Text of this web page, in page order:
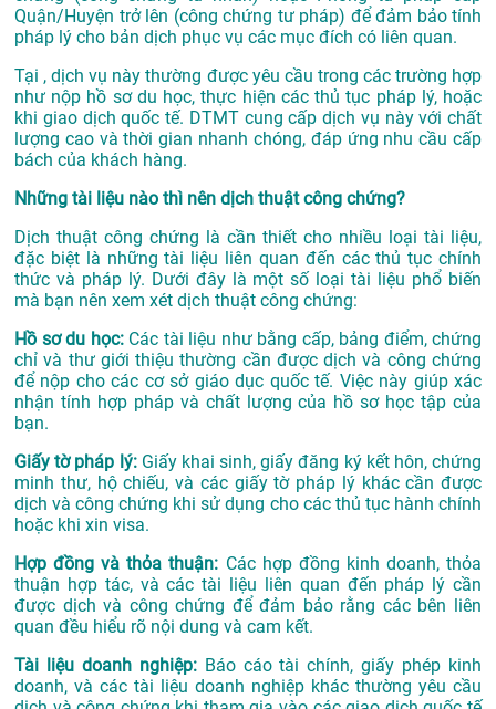
Quận/Huyện trở lên (công chứng tư pháp) để đảm bảo tính
pháp lý cho bản dịch phục vụ các mục đích có liên quan.
Tại , dịch vụ này thường được yêu cầu trong các trường hợp
như nộp hồ sơ du học, thực hiện các thủ tục pháp lý, hoặc
khi giao dịch quốc tế. DTMT cung cấp dịch vụ này với chất
lượng cao và thời gian nhanh chóng, đáp ứng nhu cầu cấp
bách của khách hàng.
Những tài liệu nào thì nên dịch thuật công chứng?
Dịch thuật công chứng là cần thiết cho nhiều loại tài liệu,
đặc biệt là những tài liệu liên quan đến các thủ tục chính
thức và pháp lý. Dưới đây là một số loại tài liệu phổ biến
mà bạn nên xem xét dịch thuật công chứng:
Hồ sơ du học:Các tài liệu như bằng cấp, bảng điểm, chứng
chỉ và thư giới thiệu thường cần được dịch và công chứng
để nộp cho các cơ sở giáo dục quốc tế. Việc này giúp xác
nhận tính hợp pháp và chất lượng của hồ sơ học tập của
bạn.
Giấy tờ pháp lý:Giấy khai sinh, giấy đăng ký kết hôn, chứng
minh thư, hộ chiếu, và các giấy tờ pháp lý khác cần được
dịch và công chứng khi sử dụng cho các thủ tục hành chính
hoặc khi xin visa.
Hợp đồng và thỏa thuận: Các hợp đồng kinh doanh, thỏa
thuận hợp tác, và các tài liệu liên quan đến pháp lý cần
được dịch và công chứng để đảm bảo rằng các bên liên
quan đều hiểu rõ nội dung và cam kết.
Tài liệu doanh nghiệp:Báo cáo tài chính, giấy phép kinh
doanh, và các tài liệu doanh nghiệp khác thường yêu cầu